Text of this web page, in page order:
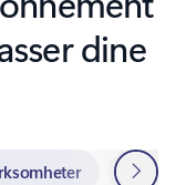
dine
Neste